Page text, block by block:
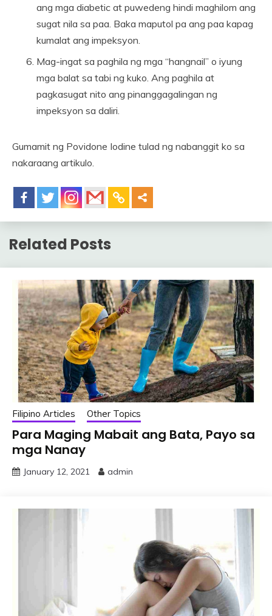
ang mga diabetic at puwedeng hindi maghilom ang
sugat nila sa paa. Baka maputol pa ang paa kapag
kumalat ang impeksyon.
Mag-ingat sa paghila ng mga “hangnail” o iyung
mga balat sa tabi ng kuko. Ang paghila at
pagkasugat nito ang pinanggagalingan ng
impeksyon sa daliri.
Gumamit ng Povidone Iodine tulad ng nabanggit ko sa
nakaraang artikulo.
Related Posts
Filipino Articles Other Topics
Para Maging Mabait ang Bata, Payo sa
mga Nanay
January 12, 2021 admin